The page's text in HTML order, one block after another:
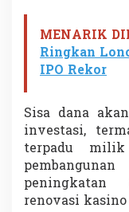
MENARIK
Ringkan
IPO Rekor
Sisa dana
investasi,
terpadu
peningkatan
renovasi